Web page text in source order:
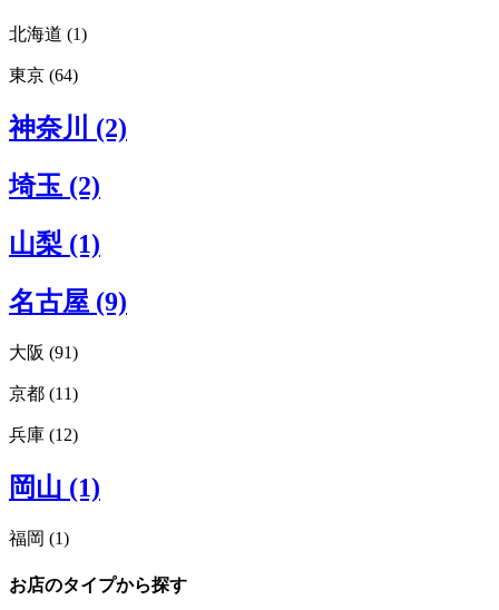
北海道 (1)
東京 (64)
東京エリアすべてみる (64)
渋谷 (22)
新宿 (7)
外苑前 (3)
代官山 (3)
吉祥寺 (3)
奥沢 (1)
神奈川 (2)
埼玉 (2)
山梨 (1)
名古屋 (9)
大阪 (91)
箕面 (2)
天満 (1)
京都 (11)
中京区 (2)
下京区 (2)
烏丸 (1)
嵐山 (1)
兵庫 (12)
神戸 (6)
須磨 (1)
岡山 (1)
福岡 (1)
福岡エリアすべてみる (1)
お店のタイプから探す